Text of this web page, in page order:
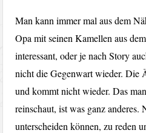
Man kann immer mal aus dem
Opa mit seinen Kamellen aus
interessant, oder je nach Story
nicht die Gegenwart wieder. Die
und kommt nicht wieder. Das
reinschaut, ist was ganz anderes.
unterscheiden können, zu reden